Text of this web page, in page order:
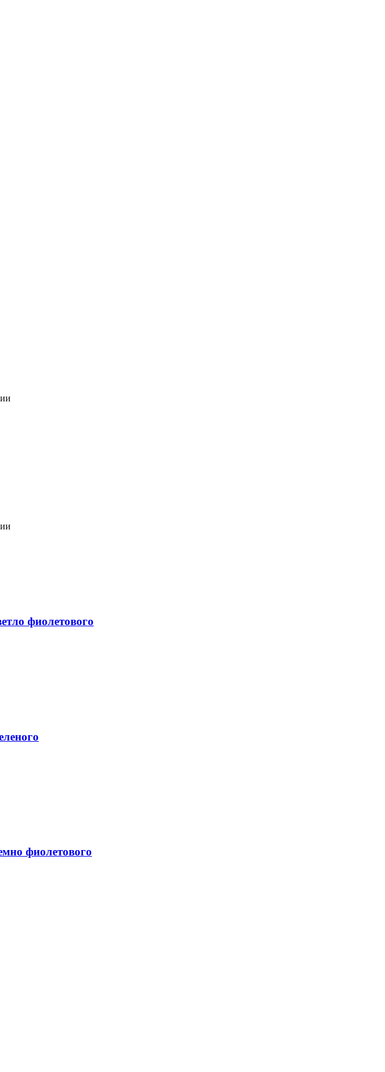
фиолетового
фиолетового